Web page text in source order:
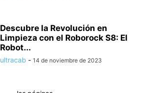
Descubre la Revolución en
Limpieza con el Roborock S8: El
Robot...
ultracab - 14 de noviembre de 2023